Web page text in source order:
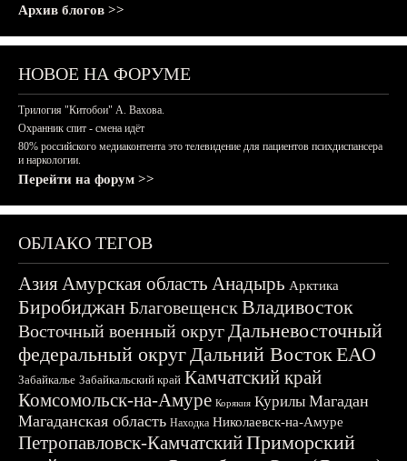
Архив блогов >>
НОВОЕ НА ФОРУМЕ
Трилогия "Китобои" А. Вахова.
Охранник спит - смена идёт
80% российского медиаконтента это телевидение для пациентов психдиспансера
и наркологии.
Перейти на форум >>
ОБЛАКО ТЕГОВ
АзияАмурская область Анадырь Арктика
БиробиджанБлаговещенскВладивосток
Восточный военный округДальневосточный
федеральный округДальний ВостокЕАО
Забайкалье Забайкальский край Камчатский край
Комсомольск-на-Амуре Корякия Курилы Магадан
Магаданская область Находка Николаевск-на-Амуре
Петропавловск-КамчатскийПриморский